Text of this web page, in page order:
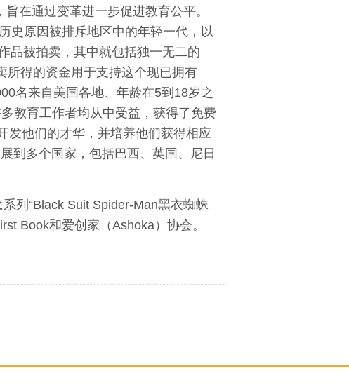
在通过变革进一步促进教育公平。
史原因被排斥地区中的年轻一代，以
品被拍卖，其中就包括独一无二的
所得的资金用于支持这个现已拥有
名来自美国各地、年龄在5到18岁之
教育工作者均从中受益，获得了免费
发他们的才华，并培养他们获得相应
到多个国家，包括巴西、英国、尼日
列“Black Suit Spider-Man黑衣蜘蛛
Book和爱创家（Ashoka）协会。